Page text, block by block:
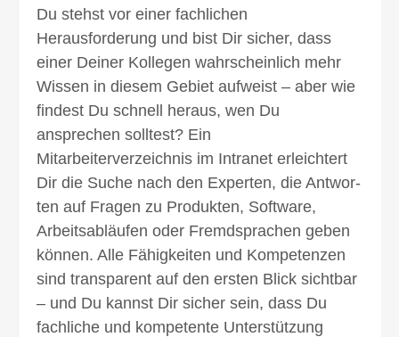
Du stehst vor einer fachlichen
Herausforderung und bist Dir sicher, dass
einer Deiner Kollegen wahrscheinlich mehr
Wissen in diesem Gebiet aufweist – aber wie
findest Du schnell heraus, wen Du
ansprechen solltest? Ein
Mitarbeiterverzeichnis im Intranet erleichtert
Dir die Suche nach den Experten, die Ant­wor­
ten auf Fragen zu Produk­ten, Software,
Arbeitsabläufen oder Fremd­sprach­en geben
können. Alle Fähigkeiten und Kompe­ten­zen
sind tran­sparent auf den ersten Blick sichtbar
– und Du kannst Dir sicher sein, dass Du
fachliche und kompetente Unterstützung